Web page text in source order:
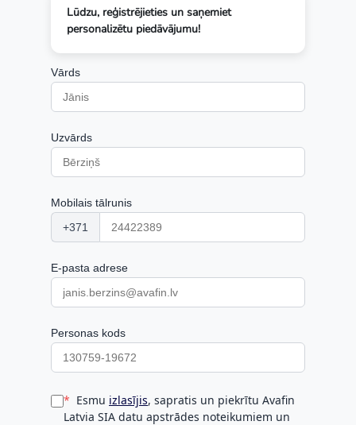
Lūdzu, reģistrējieties un saņemiet
personalizētu piedāvājumu!
Vārds
Uzvārds
Mobilais tālrunis
+371
E-pasta adrese
Personas kods
Esmu izlasījis, sapratis un piekrītu Avafin
Latvia SIA datu apstrādes noteikumiem un